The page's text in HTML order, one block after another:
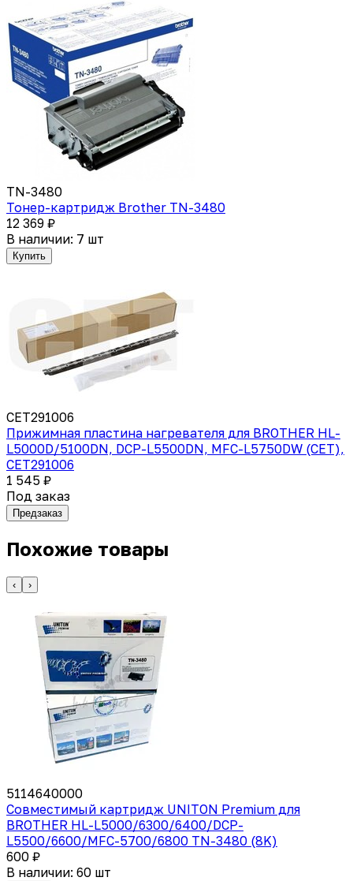
TN-3480
Тонер-картридж Brother TN-3480
12 369 ₽
В наличии: 7 шт
Купить
CET291006
Прижимная пластина нагревателя для BROTHER HL-
L5000D/5100DN, DCP-L5500DN, MFC-L5750DW (CET),
CET291006
1 545 ₽
Под заказ
Предзаказ
Похожие товары
‹ ›
5114640000
Совместимый картридж UNITON Premium для
BROTHER HL-L5000/6300/6400/DCP-
L5500/6600/MFC-5700/6800 TN-3480 (8K)
600 ₽
В наличии: 60 шт